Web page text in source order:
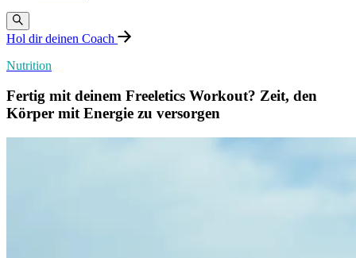
Hol dir deinen Coach
Nutrition
Fertig mit deinem Freeletics Workout? Zeit, den
Körper mit Energie zu versorgen